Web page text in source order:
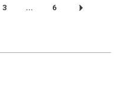
3 ... 6